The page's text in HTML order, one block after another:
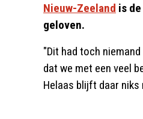
Nieuw-Zeeland is
geloven.
"Dit had toch
dat we met een veel
Helaas blijft daar niks